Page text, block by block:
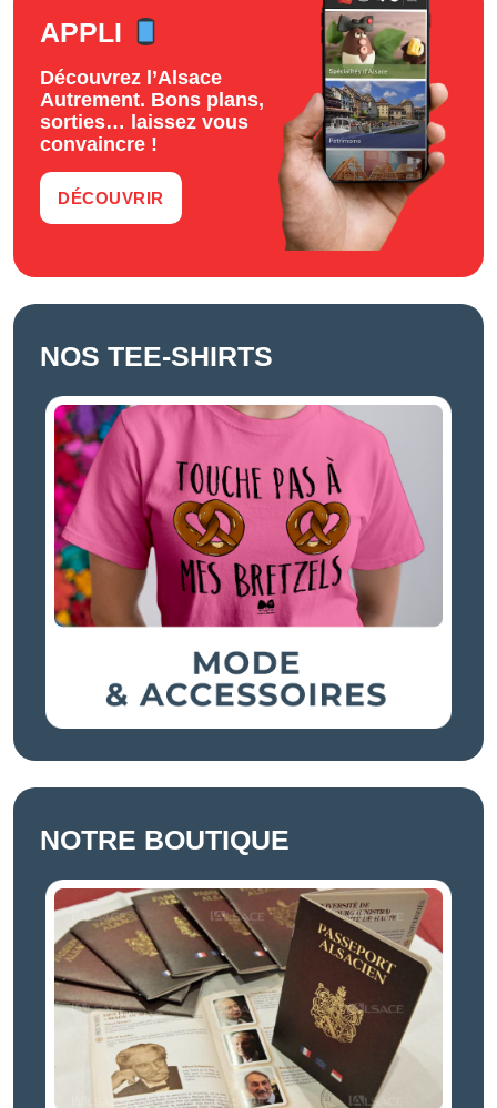
APPLI
Découvrez l’Alsace
Autrement. Bons plans,
sorties… laissez vous
convaincre !
DÉCOUVRIR
NOS TEE-SHIRTS
NOTRE BOUTIQUE